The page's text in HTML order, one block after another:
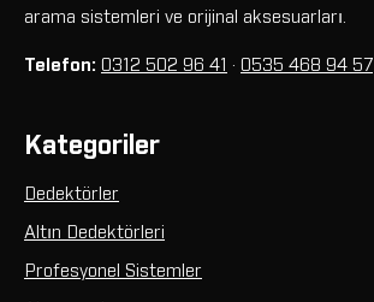
arama sistemleri ve orijinal aksesuarları.
Telefon: 0312 502 96 41 · 0535 468 94 57
Kategoriler
Dedektörler
Altın Dedektörleri
Profesyonel Sistemler